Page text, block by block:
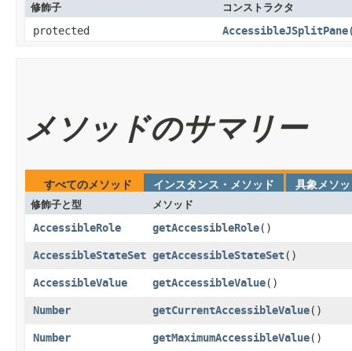
修飾子 コンストラクタ
protected AccessibleJSplitPane
メソッドのサマリー
すべてのメソッド インスタンス・メソッド 具象メソ
修飾子と型 メソッド
AccessibleRole getAccessibleRole()
AccessibleStateSet getAccessibleStateSet()
AccessibleValue getAccessibleValue()
Number getCurrentAccessibleValue()
Number getMaximumAccessibleValue()